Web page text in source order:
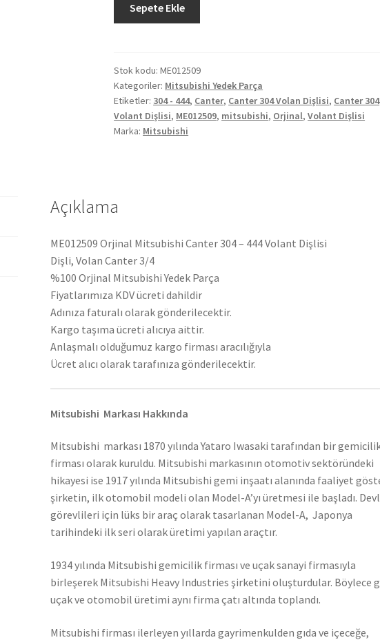
Mitsubishi
-
444
Volant
Dişlisi
ME012509
Sepete Ekle
Stok kodu:ME012509
Kategoriler: Mitsubishi Yedek Parça
Etiketler: 304 - 444, Canter, Canter 304 Volan Dişlisi, Canter 304
Volant Dişlisi, ME012509, mitsubishi, Orjinal,Volant Dişlisi
Marka: Mitsubishi
Açıklama
ME012509 Orjinal Mitsubishi Canter 304 – 444 Volant Dişlisi
Dişli, Volan Canter 3/4
%100 Orjinal Mitsubishi Yedek Parça
Fiyatlarımıza KDV ücreti dahildir
Adınıza faturalı olarak gönderilecektir.
Kargo taşıma ücreti alıcıya aittir.
Anlaşmalı olduğumuz kargo firması aracılığıyla
Ücret alıcı olarak tarafınıza gönderilecektir.
Mitsubishi Markası Hakkında
Mitsubishi markası 1870 yılında Yataro Iwasaki tarafından bir
firması olarak kuruldu. Mitsubishi markasının otomotiv sektöründeki
hikayesi ise 1917 yılında Mitsubishi gemi inşaatı alanında faaliyet
şirketin, ilk otomobil modeli olan Model-A’yı üretmesi ile başladı.
görevlileri için lüks bir araç olarak tasarlanan Model-A, Japonya
tarihindeki ilk seri olarak üretimi yapılan araçtır.
1934 yılında Mitsubishi gemicilik firması ve uçak sanayi firmasıyla
birleşerek Mitsubishi Heavy Industries şirketini oluşturdular. Böylece
uçak ve otomobil üretimi aynı firma çatı altında toplandı.
Mitsubishi firması ilerleyen yıllarda gayrimenkulden gıda ve içeceğe,